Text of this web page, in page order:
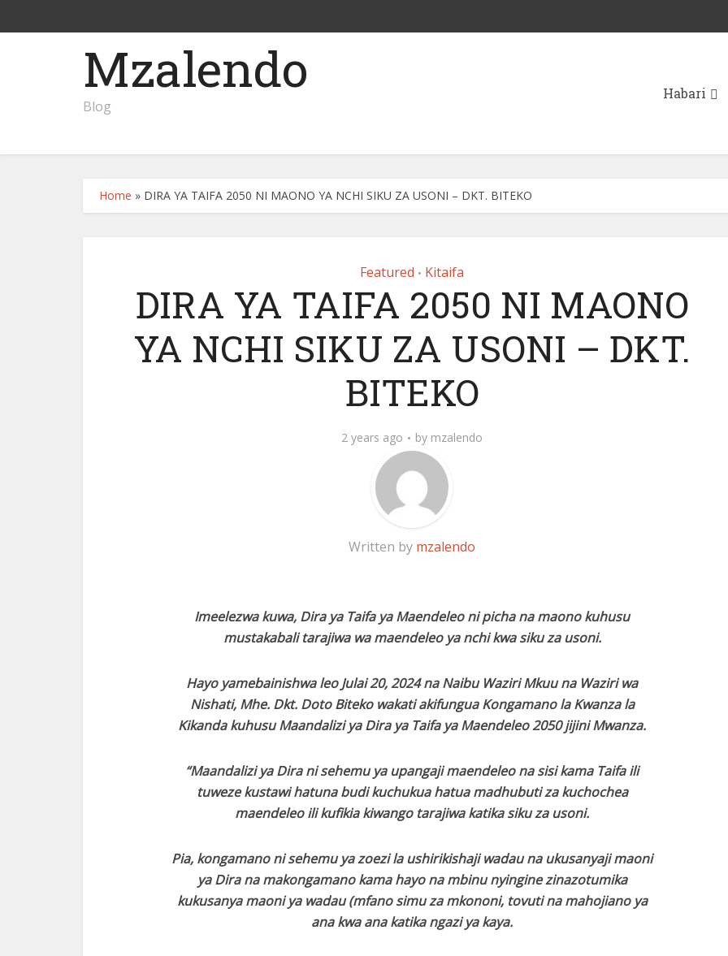
Mzalendo
Blog
Habari
Home » DIRA YA TAIFA 2050 NI MAONO YA NCHI SIKU ZA USONI – DKT. BITEKO
Featured • Kitaifa
DIRA YA TAIFA 2050 NI MAONO
YA NCHI SIKU ZA USONI – DKT.
BITEKO
2 years ago by mzalendo
Written by mzalendo
Imeelezwa kuwa, Dira ya Taifa ya Maendeleo ni picha na maono kuhusu
mustakabali tarajiwa wa maendeleo ya nchi kwa siku za usoni.
Hayo yamebainishwa leo Julai 20, 2024 na Naibu Waziri Mkuu na Waziri wa
Nishati, Mhe. Dkt. Doto Biteko wakati akifungua Kongamano la Kwanza la
Kikanda kuhusu Maandalizi ya Dira ya Taifa ya Maendeleo 2050 jijini Mwanza.
“Maandalizi ya Dira ni sehemu ya upangaji maendeleo na sisi kama Taifa ili
tuweze kustawi hatuna budi kuchukua hatua madhubuti za kuchochea
maendeleo ili kufikia kiwango tarajiwa katika siku za usoni.
Pia, kongamano ni sehemu ya zoezi la ushirikishaji wadau na ukusanyaji maoni
ya Dira na makongamano kama hayo na mbinu nyingine zinazotumika
kukusanya maoni ya wadau (mfano simu za mkononi, tovuti na mahojiano ya
ana kwa ana katika ngazi ya kaya.